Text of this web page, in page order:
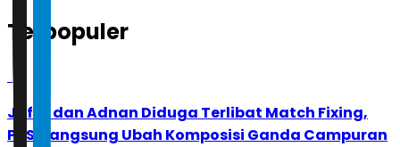
Terpopuler
Jafar dan Adnan Diduga Terlibat Match Fixing,
PBSI Langsung Ubah Komposisi Ganda Campuran